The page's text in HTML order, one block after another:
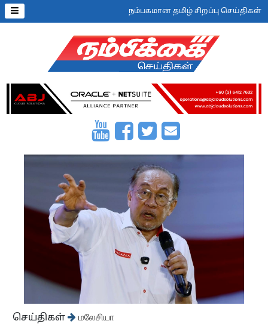
நம்பகமான தமிழ் சிறப்பு செய்திகள்
செய்திகள் மலேசியா